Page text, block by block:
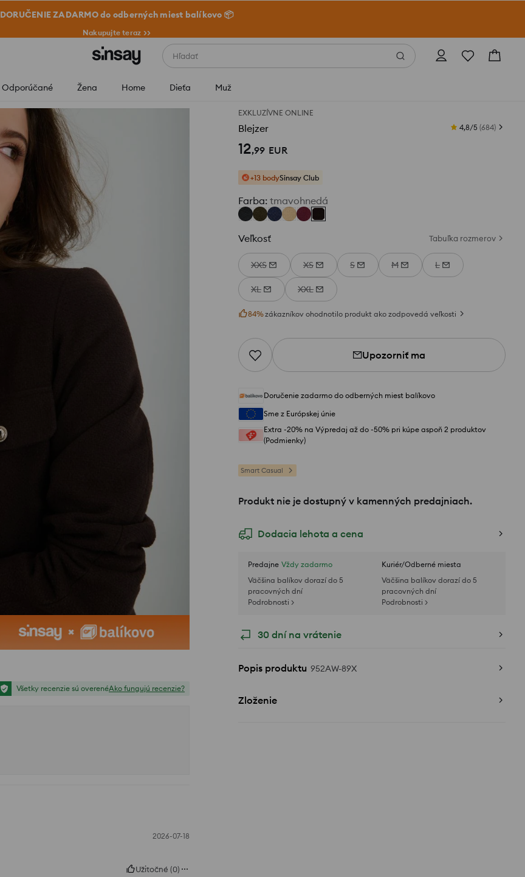
DORUČENIE ZADARMO do odberných miest balíkovo 📦
Nakupujte teraz >>
Hľadať
Odporúčané Žena Home Dieťa Muž
EXKLUZÍVNE ONLINE
Blejzer 4,8/5 (684)
12,99 EUR
+13 bodySinsay Club
Farba: tmavohnedá
Veľkosť Tabuľka rozmerov
XXS XS S M L
XL XXL
84%zákazníkov ohodnotilo produkt ako zodpovedá veľkosti
Upozorniť ma
Doručenie zadarmo do odberných miest balíkovo
Sme z Európskej únie
Extra -20% na Výpredaj až do -50% pri kúpe aspoň 2 produktov
(Podmienky)
Smart Casual
Produkt nie je dostupný v kamenných predajniach.
Dodacia lehota a cena
Predajne Vždy zadarmo
Väčšina balíkov dorazí do 5
pracovných dní
Podrobnosti >
Kuriér/Odberné miesta
Väčšina balíkov dorazí do 5
pracovných dní
Podrobnosti >
30 dní na vrátenie
Popis produktu 952AW-89X
Zloženie
Všetky recenzie sú overenéAko fungujú recenzie?
2026-07-18
Užitočné (0)